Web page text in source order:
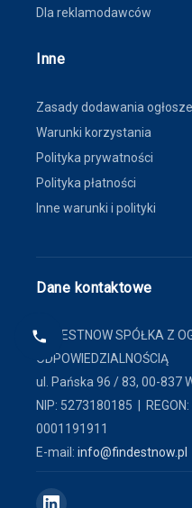
Dla reklamodawców
Inne
Zasady dodawania
Warunki korzystania
Polityka prywatności
Polityka płatności
Inne warunki i polityki
Dane kontaktowe
FINDESTNOW SPÓŁKA Z
ODPOWIEDZIALNOŚCIĄ
ul. Pańska 96 / 83, 00-837
NIP: 5273180185 |
0001191911
E-mail: info@findestnow.pl